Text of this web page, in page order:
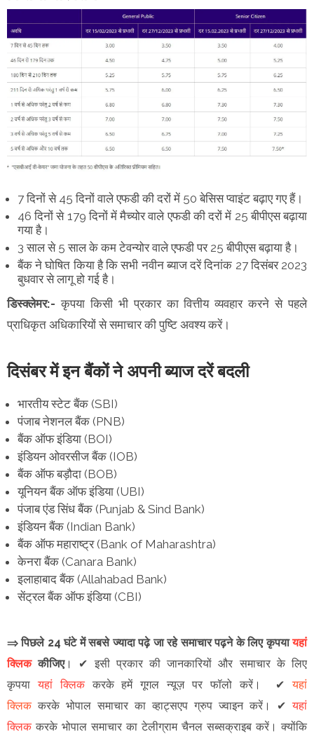
7 दिनों से 45 दिनों वाले एफडी की दरों में 50 बेसिस प्वाइंट बढ़ाए गए हैं।
46 दिनों से 179 दिनों में मैच्योर वाले एफडी की दरों में 25 बीपीएस बढ़ाया
गया है।
3 साल से 5 साल के कम टेवन्योर वाले एफडी पर 25 बीपीएस बढ़ाया है।
बैंक ने घोषित किया है कि सभी नवीन ब्याज दरें दिनांक 27 दिसंबर 2023
बुधवार से लागू हो गई है।
डिस्क्लेमर:-कृपया किसी भी प्रकार का वित्तीय व्यवहार करने से पहले
प्राधिकृत अधिकारियों से समाचार की पुष्टि अवश्य करें।
दिसंबर में इन बैंकों ने अपनी ब्याज दरें बदली
भारतीय स्टेट बैंक (SBI)
पंजाब नेशनल बैंक (PNB)
बैंक ऑफ इंडिया (BOI)
इंडियन ओवरसीज बैंक (IOB)
बैंक ऑफ बड़ौदा (BOB)
यूनियन बैंक ऑफ इंडिया (UBI)
पंजाब एंड सिंध बैंक (Punjab & Sind Bank)
इंडियन बैंक (Indian Bank)
बैंक ऑफ महाराष्ट्र (Bank of Maharashtra)
केनरा बैंक (Canara Bank)
इलाहाबाद बैंक (Allahabad Bank)
सेंट्रल बैंक ऑफ इंडिया (CBI)
⇒ पिछले 24 घंटे में सबसे ज्यादा पढ़े जा रहे समाचार पढ़ने के लिए कृपयायहां
क्लिककीजिए। ✔ इसी प्रकार की जानकारियों और समाचार के लिए
कृपयायहां क्लिककरके हमें गूगल न्यूज़ पर फॉलो करें। ✔यहां
क्लिककरके भोपाल समाचार का व्हाट्सएप ग्रुप ज्वाइन करें । ✔यहां
क्लिककरके भोपाल समाचार का टेलीग्राम चैनल सब्सक्राइब करें। क्योंकि